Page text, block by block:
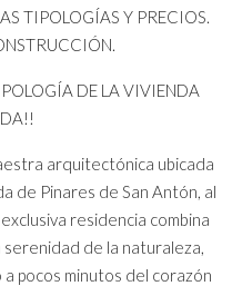
TIPOLOGÍAS Y PRECIOS.
DE LA VIVIENDA
arquitectónica ubicada
de Pinares de San Antón, al
residencia combina
de la naturaleza,
pocos minutos del corazón